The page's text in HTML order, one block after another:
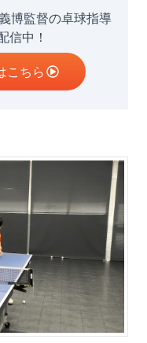
博監督の卓球指導
信中！
こちら